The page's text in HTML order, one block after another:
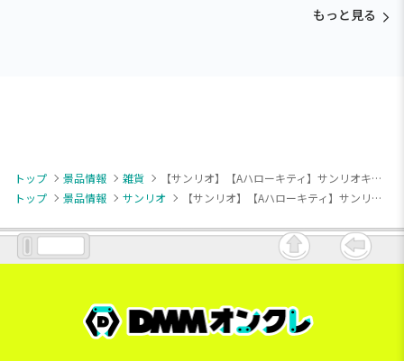
もっと見る
トップ 景品情報 雑貨
【サンリオ】【Aハローキティ】サンリオキャラクターズ キャンディスウィート ポップクリアポーチ
トップ
景品情報 サンリオ 【サンリオ】【Aハローキティ】サンリオキャラクターズ キャンディスウィート ポップクリアポーチ